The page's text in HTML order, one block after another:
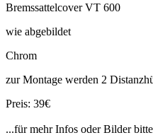
Bremssattelcover VT 600
wie abgebildet
Chrom
zur Montage werden 2
Preis: 39€
...für mehr Infos oder Bilder bitte